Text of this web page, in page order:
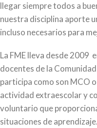
llegar siempre todos a
nuestra disciplina aporte
incluso necesarios para
La FME lleva desde 2009
docentes de la
participa como son MCO
actividad extraescolar y
voluntario que
situaciones de